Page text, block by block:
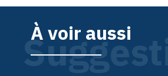
À voir aussi